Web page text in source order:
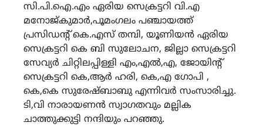
സി.പി.ഐ.എം ഏരിയ സെക്രട്ടറി വി.എ
മനോജ്കുമാർ,പൂമംഗലം പഞ്ചായത്ത്
പ്രസിഡന്റ് കെ.എസ് തമ്പി, യൂണിയൻ ഏരിയ
സെക്രട്ടറി കെ ബി സുലോചന, ജില്ലാ സെക്രട്ടറി
സേവ്യർ ചിറ്റിലപ്പിള്ളി എം,എൽ,എ, ജോയിന്റ്
സെക്രട്ടറി കെ,ആർ ഹരി, കെ,എ ഗോപി ,
കെ,കെ സുരേഷ്ബാബു എന്നിവർ സംസാരിച്ചു.
ടി,വി നാരായണൻ സ്വാഗതവും മല്ലിക
ചാത്തുക്കുട്ടി നന്ദിയും പറഞ്ഞു.